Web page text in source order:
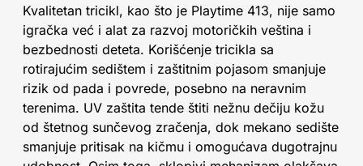
Kvalitetan tricikl, kao što je Playtime 413, nije samo
igračka već i alat za razvoj motoričkih veština i
bezbednosti deteta. Korišćenje tricikla sa
rotirajućim sedištem i zaštitnim pojasom smanjuje
rizik od pada i povrede, posebno na neravnim
terenima. UV zaštita tende štiti nežnu dečiju kožu
od štetnog sunčevog zračenja, dok mekano sedište
smanjuje pritisak na kičmu i omogućava dugotrajnu